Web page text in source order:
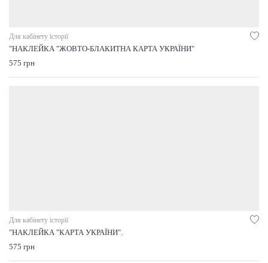
Для кабінету історії
"НАКЛЕЙКА "ЖОВТО-БЛАКИТНА КАРТА УКРАЇНИ"
575 грн
Для кабінету історії
"НАКЛЕЙКА "КАРТА УКРАЇНИ".
575 грн